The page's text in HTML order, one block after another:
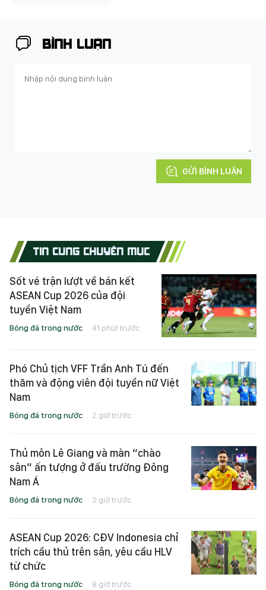
BÌNH LUẬN
GỬI BÌNH LUẬN
TIN CÙNG CHUYÊN MỤC
Sốt vé trận lượt về bán kết
ASEAN Cup 2026 của đội
tuyển Việt Nam
Bóng đá trong nước 41 phút trước
Phó Chủ tịch VFF Trần Anh Tú đến
thăm và động viên đội tuyển nữ Việt
Nam
Bóng đá trong nước 2 giờ trước
Thủ môn Lê Giang và màn “chào
sân” ấn tượng ở đấu trường Đông
Nam Á
Bóng đá trong nước 2 giờ trước
ASEAN Cup 2026: CĐV Indonesia chỉ
trích cầu thủ trên sân, yêu cầu HLV
từ chức
Bóng đá trong nước 8 giờ trước